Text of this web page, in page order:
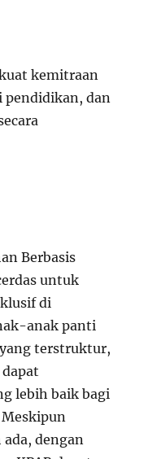
kemitraan
pendidikan, dan
Berbasis
untuk
di
anak panti
terstruktur,
lebih baik bagi
dengan